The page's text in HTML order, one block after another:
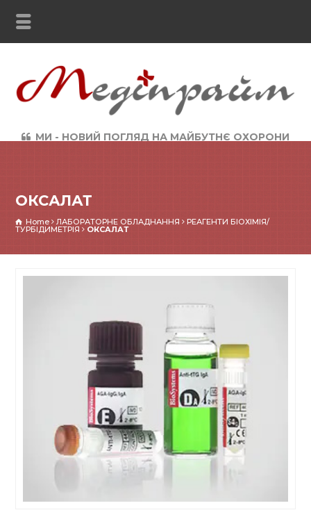
МИ - НОВИЙ ПОГЛЯД НА МАЙБУТНЄ ОХОРОНИ
ОКСАЛАТ
Home ЛАБОРАТОРНЕ ОБЛАДНАННЯ РЕАГЕНТИ БІОХІМІЯ/
ТУРБІДИМЕТРІЯ ОКСАЛАТ